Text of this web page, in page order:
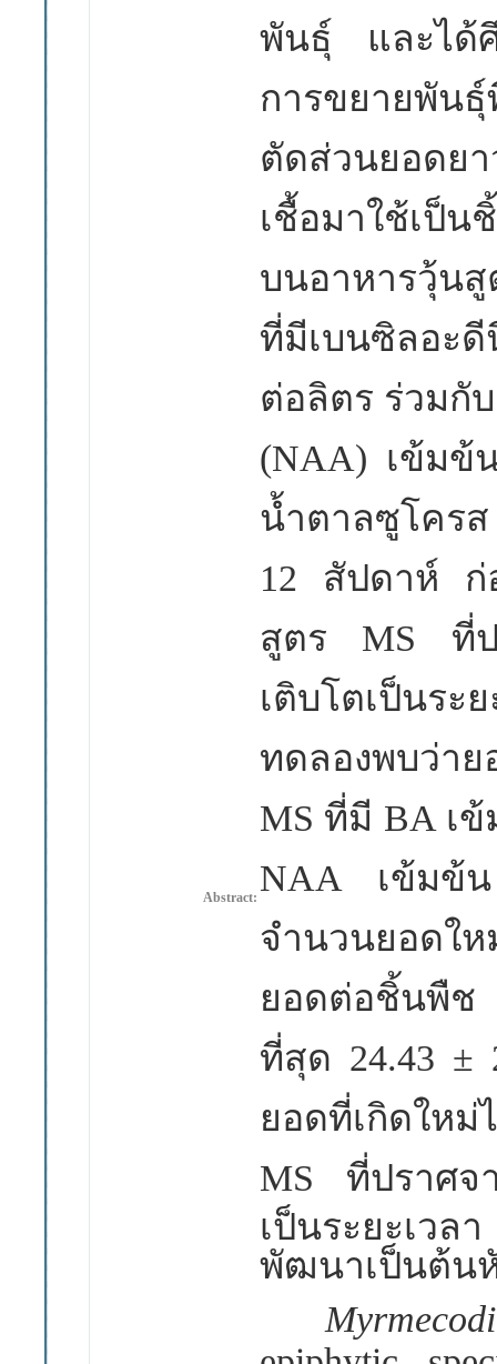
Abstract:
พันธุ์ และได้ศึ
การขยายพัน
ตัดส่วนยอดย
เชื้อมาใช้เป็น
บนอาหารวุ้นสู
ที่มีเบนซิลอะ
ต่อลิตร ร่วมกั
(NAA) เข้มข้
น้ำตาลซูโคร
12 สัปดาห์ ก่
สูตร MS ที่ป
เติบโตเป็นร
ทดลองพบว่าย
MS ที่มี BA เ
NAA เข้มข้น
จำนวนยอดให
ยอดต่อชิ้นพื
ที่สุด 24.43 ±
ยอดที่เกิดใหม่
MS ที่ปราศจ
เป็นระยะเวลา
พัฒนาเป็นต้น